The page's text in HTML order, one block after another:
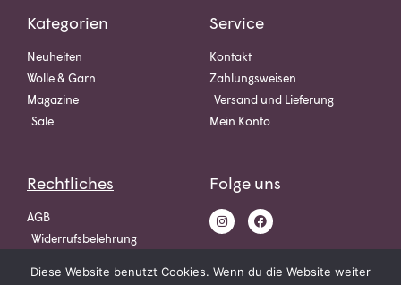
Kategorien
Neuheiten
Wolle & Garn
Magazine
Sale
Service
Kontakt
Zahlungsweisen
Versand und Lieferung
Mein Konto
Rechtliches
AGB
Widerrufsbelehrung
Folge uns
Diese Website benutzt Cookies. Wenn du die Website weiter